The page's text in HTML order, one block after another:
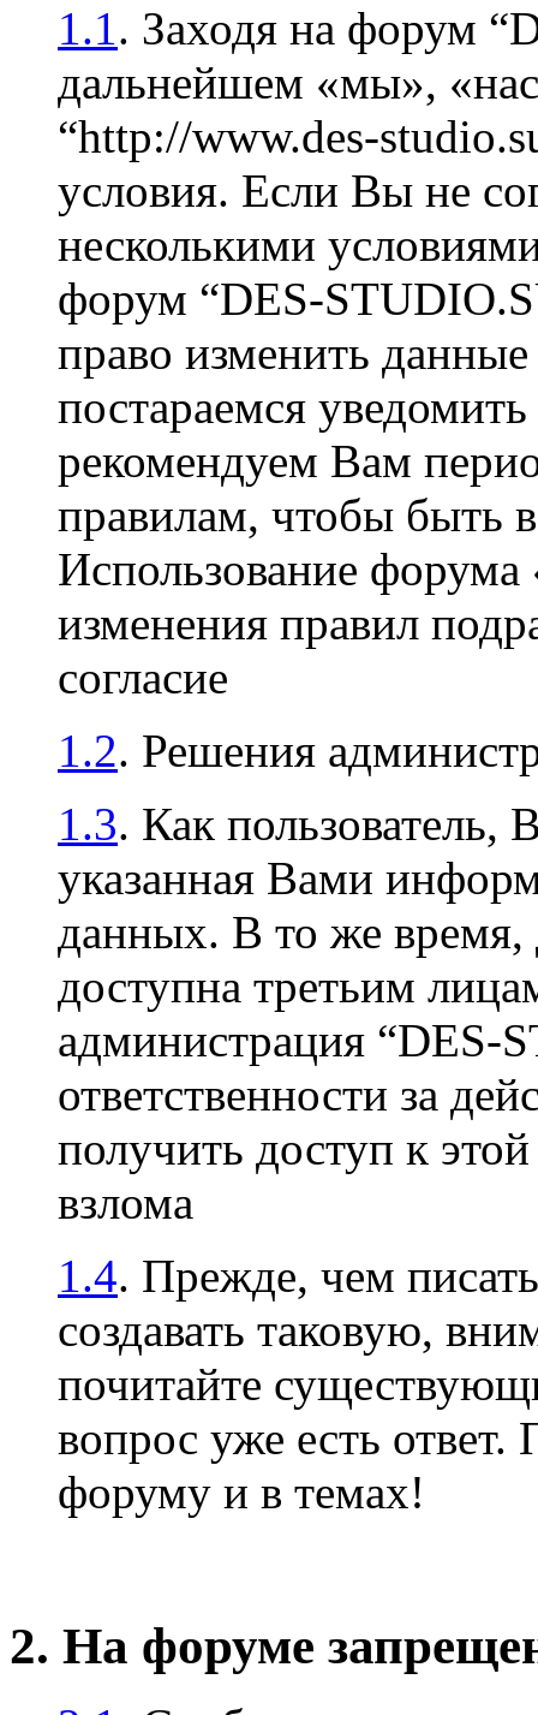
1.1. Заходя на форум
дальнейшем «мы»,
“http://www.des-
условия. Если Вы не
несколькими
форум “DES-
право изменить
постараемся
рекомендуем Вам
правилам, чтобы быть
Использование
изменения правил
согласие
1.2. Решения
1.3. Как пользователь,
указанная Вами
данных. В то же время,
доступна третьим
администрация “DES-
ответственности за
получить доступ к
взлома
1.4. Прежде, чем
создавать таковую,
почитайте
вопрос уже есть ответ.
форуму и в темах!
2. На форуме